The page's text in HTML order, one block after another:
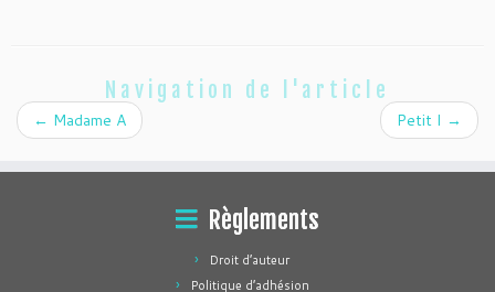
Navigation de l'article
← Madame A Petit I →
Règlements
Droit d’auteur
Politique d’adhésion